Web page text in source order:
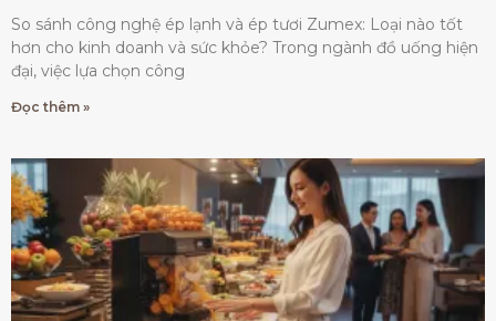
So sánh công nghệ ép lạnh và ép tươi Zumex: Loại nào tốt
hơn cho kinh doanh và sức khỏe? Trong ngành đồ uống hiện
đại, việc lựa chọn công
Đọc thêm »